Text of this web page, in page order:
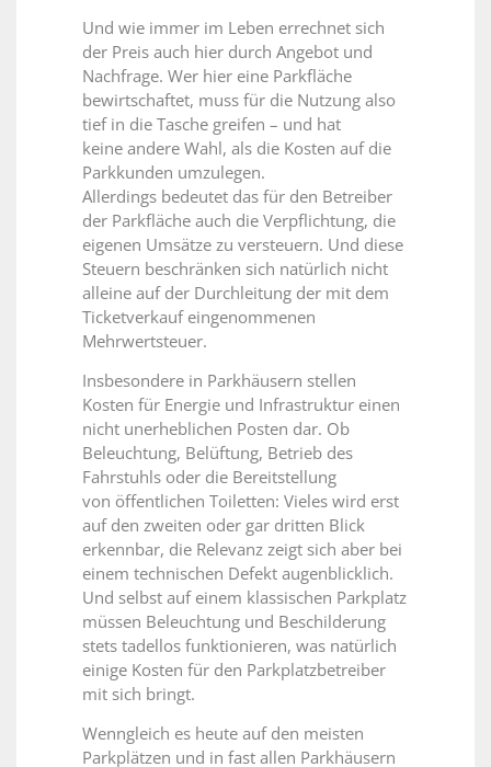
Und wie immer im Leben errechnet sich
der Preis auch hier durch Angebot und
Nachfrage. Wer hier eine Parkfläche
bewirtschaftet, muss für die Nutzung also
tief in die Tasche greifen – und hat
keine andere Wahl, als die Kosten auf die
Parkkunden umzulegen.
Allerdings bedeutet das für den Betreiber
der Parkfläche auch die Verpflichtung, die
eigenen Umsätze zu versteuern. Und diese
Steuern beschränken sich natürlich nicht
alleine auf der Durchleitung der mit dem
Ticketverkauf eingenommenen
Mehrwertsteuer.
Insbesondere in Parkhäusern stellen
Kosten für Energie und Infrastruktur einen
nicht unerheblichen Posten dar. Ob
Beleuchtung, Belüftung, Betrieb des
Fahrstuhls oder die Bereitstellung
von öffentlichen Toiletten: Vieles wird erst
auf den zweiten oder gar dritten Blick
erkennbar, die Relevanz zeigt sich aber bei
einem technischen Defekt augenblicklich.
Und selbst auf einem klassischen Parkplatz
müssen Beleuchtung und Beschilderung
stets tadellos funktionieren, was natürlich
einige Kosten für den Parkplatzbetreiber
mit sich bringt.
Wenngleich es heute auf den meisten
Parkplätzen und in fast allen Parkhäusern